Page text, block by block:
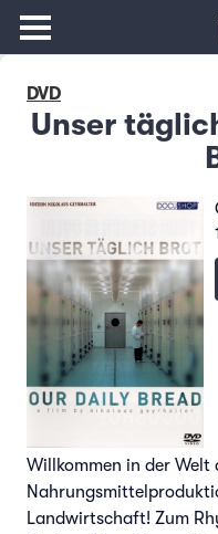
DVD
Unser
Willkommen in der Welt
Landwirtschaft! Zum